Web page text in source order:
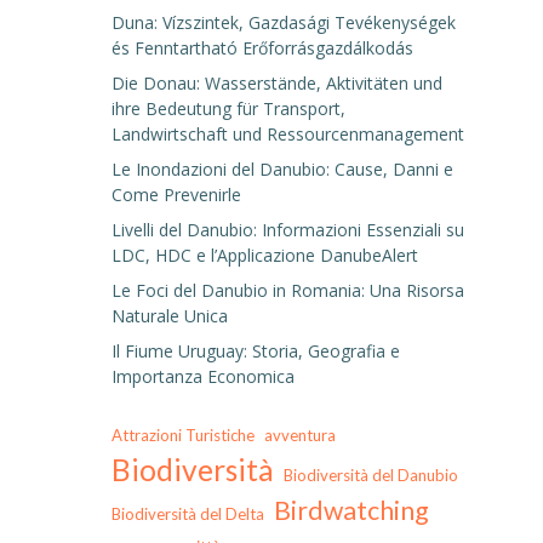
Duna: Vízszintek, Gazdasági Tevékenységek
és Fenntartható Erőforrásgazdálkodás
Die Donau: Wasserstände, Aktivitäten und
ihre Bedeutung für Transport,
Landwirtschaft und Ressourcenmanagement
Le Inondazioni del Danubio: Cause, Danni e
Come Prevenirle
Livelli del Danubio: Informazioni Essenziali su
LDC, HDC e l’Applicazione DanubeAlert
Le Foci del Danubio in Romania: Una Risorsa
Naturale Unica
Il Fiume Uruguay: Storia, Geografia e
Importanza Economica
Attrazioni Turistiche avventura
Biodiversità
Biodiversità del Danubio
Biodiversità del Delta
Birdwatching